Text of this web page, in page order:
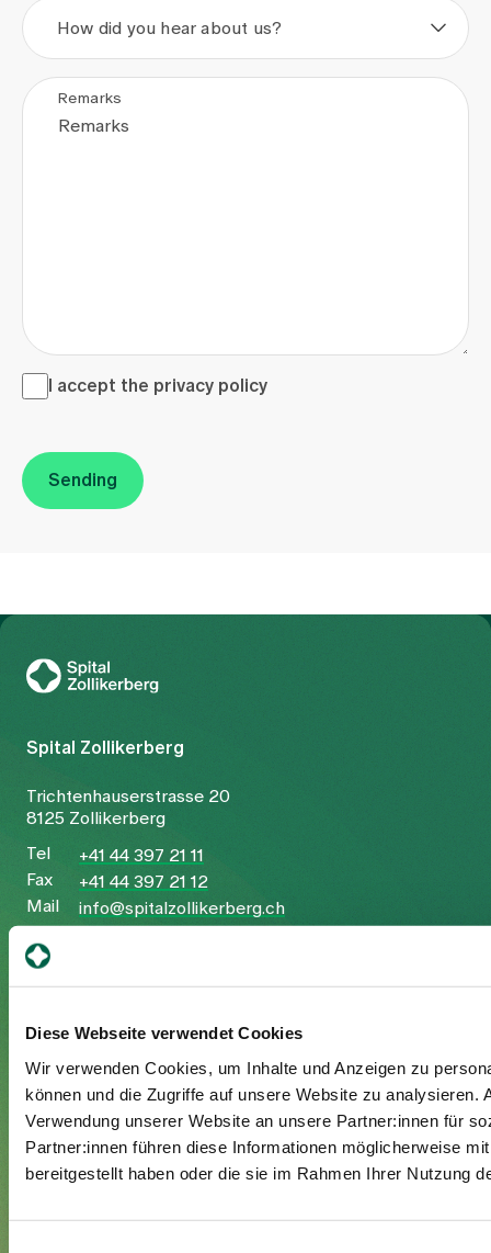
Diese Webseite verwendet Cookies
Wir verwenden Cookies, um Inhalte und Anzeigen zu
können und die Zugriffe auf unsere Website zu
Verwendung unserer Website an unsere Partner:innen für
Partner:innen führen diese Informationen möglicherweise
bereitgestellt haben oder die sie im Rahmen Ihrer Nutzung
How did you hear about us?
Remarks
I accept the <a href="/en/privacy-policy"
I accept the privacy policy
Sending
Your stay
Admission
Supplementary insured
Spital Zollikerberg
Trichtenhauserstrasse 20
8125 Zollikerberg
Tel
+41 44 397 21 11
Fax
+41 44 397 21 12
Mail
info@spitalzollikerberg.ch